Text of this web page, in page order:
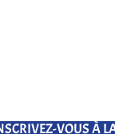
VOUS À